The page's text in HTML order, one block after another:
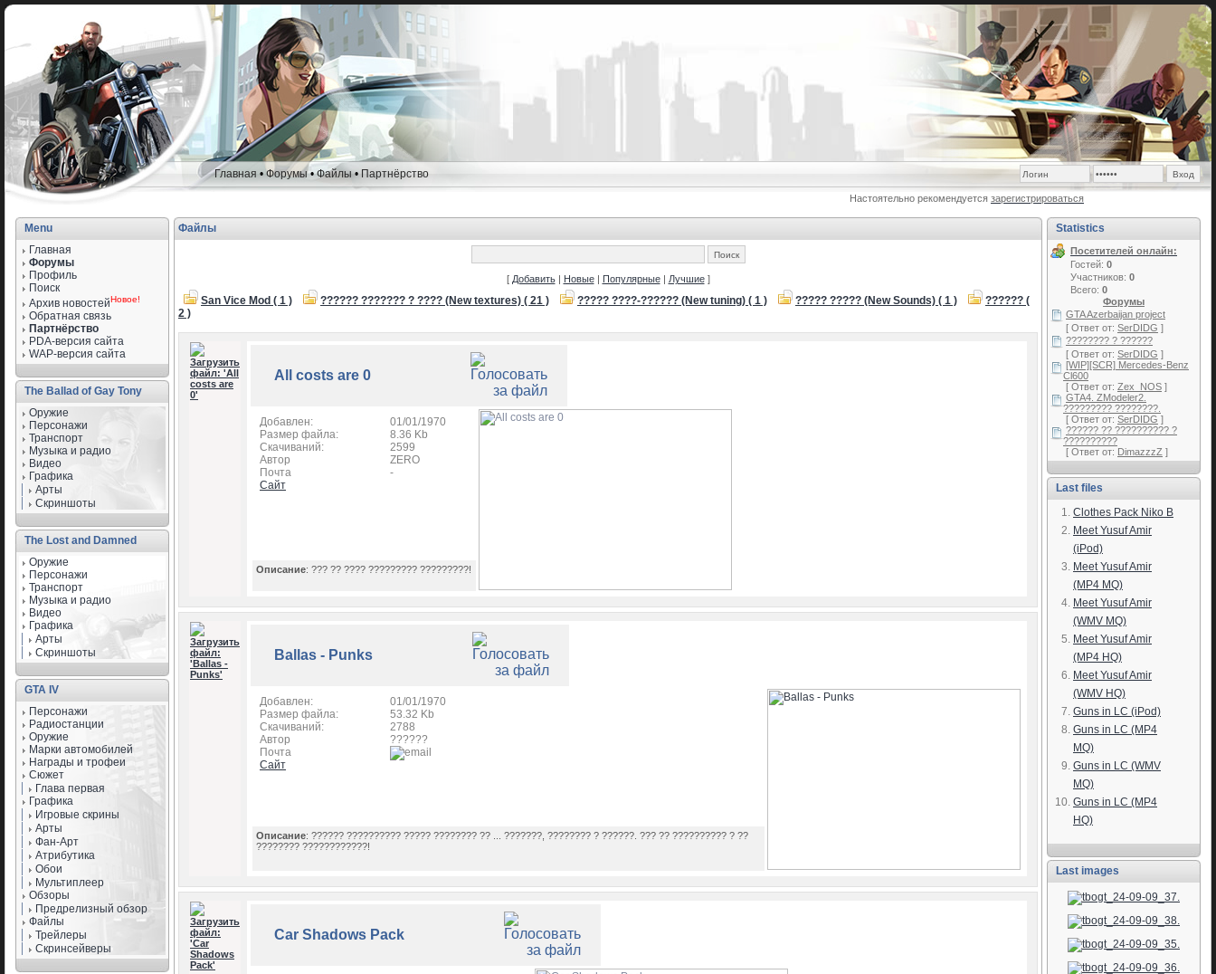
Главная • Форумы•Файлы• Партнёрство
Настоятельно рекомендуется зарегистрироваться
Menu
Главная
Форумы
Профиль
Поиск
Архив новостейНовое!
Обратная связь
Партнёрство
PDA-версия сайта
WAP-версия сайта
The Ballad of Gay Tony
Оружие
Персонажи
Транспорт
Музыка и радио
Видео
Графика
Арты
Скриншоты
The Lost and Damned
Оружие
Персонажи
Транспорт
Музыка и радио
Видео
Графика
Арты
Скриншоты
GTA IV
Персонажи
Радиостанции
Оружие
Марки автомобилей
Награды и трофеи
Сюжет
Глава первая
Графика
Игровые скрины
Арты
Фан-Арт
Атрибутика
Обои
Мультиплеер
Обзоры
Предрелизный обзор
Файлы
Трейлеры
Скринсейверы
Файлы
[ Добавить| Новые| Популярные| Лучшие]
San Vice Mod ( 1 ) ?????? ??????? ? ???? (New textures) ( 21 ) ????? ????-?????? (New tuning) ( 1 ) ????? ????? (New Sounds) ( 1 )
?????? (
2 )
All costs are 0
Добавлен:
Размер файла:
Скачиваний:
Автор
Почта
Сайт
01/01/1970
8.36 Kb
2599
ZERO
-
Описание: ??? ?? ???? ????????? ?????????!
Ballas - Punks
Добавлен:
Размер файла:
Скачиваний:
Автор
Почта
Сайт
01/01/1970
53.32 Kb
2788
??????
Описание: ?????? ?????????? ????? ???????? ?? ... ???????, ???????? ? ??????. ??? ?? ?????????? ? ??
???????? ????????????!
Car Shadows Pack
Statistics
Посетителей онлайн:
Гостей: 0
Участников: 0
Всего: 0
Форумы
GTA Azerbaijan project
[ Ответ от: SerDIDG ]
???????? ? ??????
[ Ответ от: SerDIDG ]
[WIP][SCR] Mercedes-Benz
Cl600
[ Ответ от: Zex_NOS ]
GTA4. ZModeler2.
????????? ????????.
[ Ответ от: SerDIDG ]
?????? ?? ?????????? ?
??????????
[ Ответ от: DimazzzZ ]
Last files
Clothes Pack Niko B
Meet Yusuf Amir
(iPod)
Meet Yusuf Amir
(MP4 MQ)
Meet Yusuf Amir
(WMV MQ)
Meet Yusuf Amir
(MP4 HQ)
Meet Yusuf Amir
(WMV HQ)
Guns in LC (iPod)
Guns in LC (MP4
MQ)
Guns in LC (WMV
MQ)
Guns in LC (MP4
HQ)
Last images